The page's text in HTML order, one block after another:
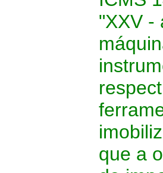
"XXV -
que a